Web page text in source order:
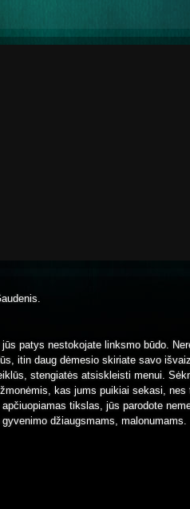
patys nestokojate linksmo būdo.
itin daug dėmesio skiriate savo
stengiatės atsiskleisti menui.
kas jums puikiai sekasi, nes
tikslas, jūs parodote
džiaugsmams, malonumams.